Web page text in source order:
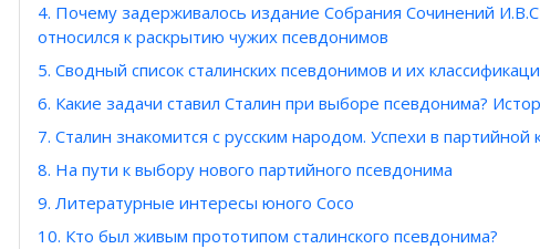
4. Почему задерживалось издание Собрания Сочинений
относился к раскрытию чужих псевдонимов
5. Сводный список сталинских псевдонимов и их
6. Какие задачи ставил Сталин при выборе псевдонима?
7. Сталин знакомится с русским народом. Успехи в
8. На пути к выбору нового партийного псевдонима
9. Литературные интересы юного Сосо
10. Кто был живым прототипом сталинского псевдонима?